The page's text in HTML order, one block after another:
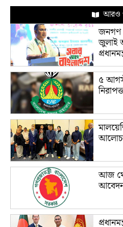
আরও
জনগণ
জুলাই
৫
আজ